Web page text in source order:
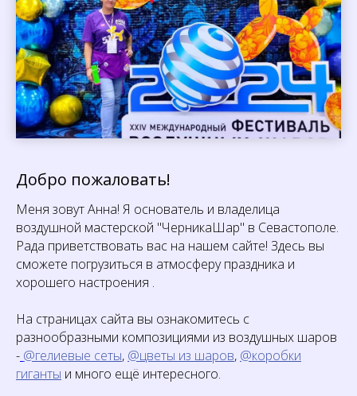
Добро пожаловать!
Меня зовут Анна! Я основатель и владелица
воздушной мастерской "ЧерникаШар" в Севастополе.
Рада приветствовать вас на нашем сайте! Здесь вы
сможете погрузиться в атмосферу праздника и
хорошего настроения .
На страницах сайта вы ознакомитесь с
разнообразными композициями из воздушных шаров
- @гелиевые сеты, @цветы из шаров, @коробки
гиганты и много ещё интересного.